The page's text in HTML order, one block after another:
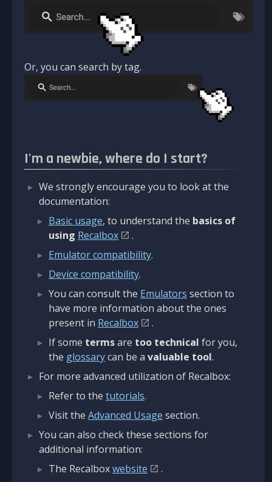
Or, you can search by tag.
I'm a newbie, where do I start?
We strongly encourage you to look at the
documentation:
Basic usage, to understand the basics of
using Recalbox
.
Emulator compatibility.
Device compatibility.
You can consult the Emulators section to
have more information about the ones
present in Recalbox
.
If some termsare too technical for you,
the glossarycan be a valuable tool.
For more advanced utilization of Recalbox:
Refer to the tutorials.
Visit the Advanced Usage section.
You can also check these sections for
additional information:
The Recalboxwebsite
.